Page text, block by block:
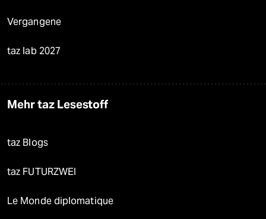
Vergangene
taz lab 2027
Mehr taz Lesestoff
taz Blogs
taz FUTURZWEI
Le Monde diplomatique